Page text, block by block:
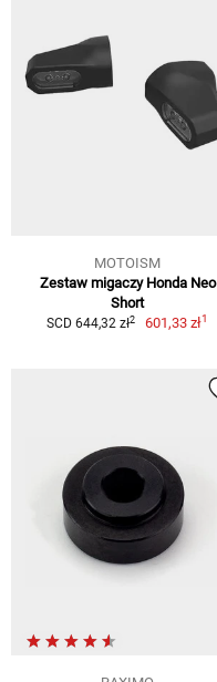
MOTOISM
Zestaw migaczy Honda Neo
Short
SCD 644,32 zł2 601,33 zł1